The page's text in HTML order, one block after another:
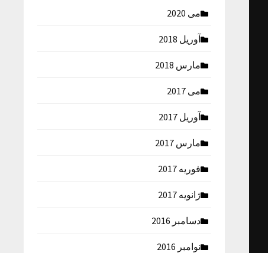
می 2020
آوریل 2018
مارس 2018
می 2017
آوریل 2017
مارس 2017
فوریه 2017
ژانویه 2017
دسامبر 2016
نوامبر 2016